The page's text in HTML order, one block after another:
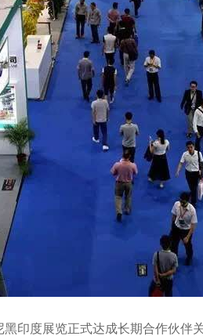
印度展览正式达成长期合作伙伴